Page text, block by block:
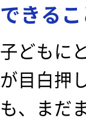
できるこ
子どもに
が目白押
も、まだ